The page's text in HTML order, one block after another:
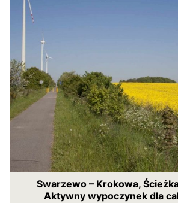
Swarzewo – Krokowa,
Aktywny wypoczynek dla